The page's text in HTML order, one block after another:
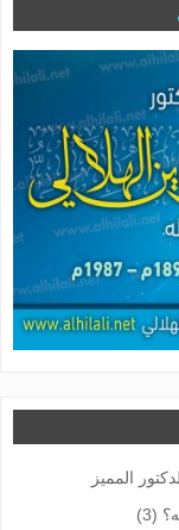
المميز
(3)